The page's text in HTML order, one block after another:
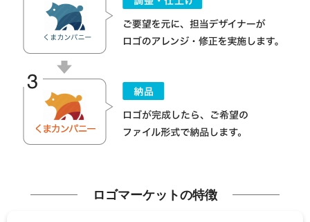
ロゴマーケットの特徴